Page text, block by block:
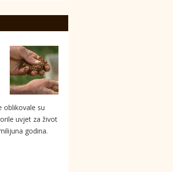
oblikovale su
uvjet za život
godina.